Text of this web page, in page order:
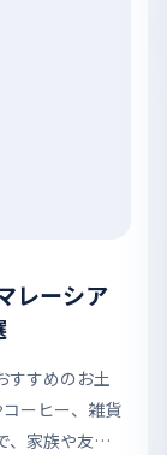
レーシア
すすめのお土
ーヒー、雑貨
、家族や友人